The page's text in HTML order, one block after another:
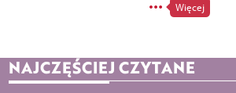
Więcej
NAJCZĘŚCIEJ CZYTANE